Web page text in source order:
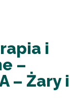
i
–
– Żary i